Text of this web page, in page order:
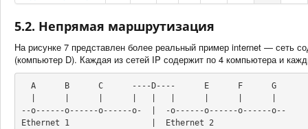
5.2. Непрямая маршрутизация
На рисунке 7 представлен более реальный пример internet — сеть
(компьютер D). Каждая из сетей IP содержит по 4 компьютера и
--o------o------o------o-  |  -o------o------o------o--
Ethernet 1                 |  Ethernet 2